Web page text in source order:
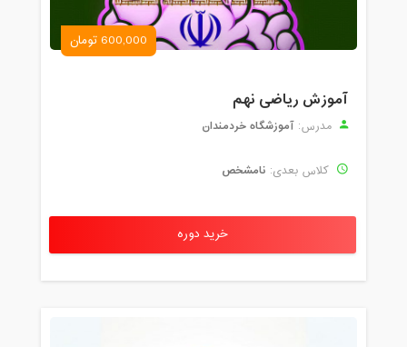
600,000 تومان
آموزش ریاضی نهم
مدرس: آموزشگاه خردمندان
کلاس بعدی: نامشخص
خرید دوره